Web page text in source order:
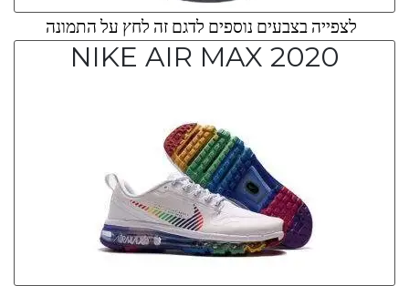
לצפייה בצבעים נוספים לדגם זה לחץ על התמונה
NIKE AIR MAX 2020